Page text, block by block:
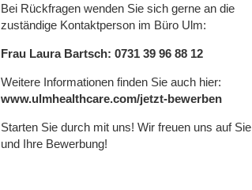
Bei Rückfragen wenden Sie sich gerne an die
zuständige Kontaktperson im Büro Ulm:
Frau Laura Bartsch: 0731 39 96 88 12
Weitere Informationen finden Sie auch hier:
www.ulmhealthcare.com/jetzt-bewerben
Starten Sie durch mit uns! Wir freuen uns auf Sie
und Ihre Bewerbung!